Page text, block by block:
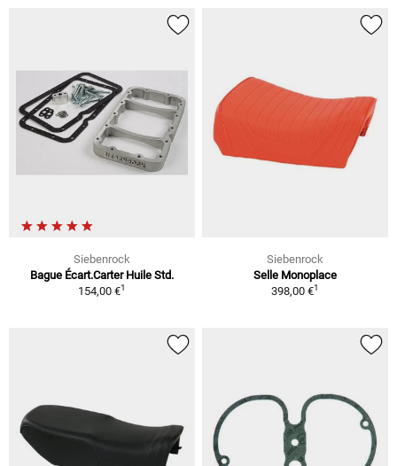
Siebenrock
Bague Écart.Carter Huile Std.
154,00 €1
Siebenrock
Selle Monoplace
398,00 €1